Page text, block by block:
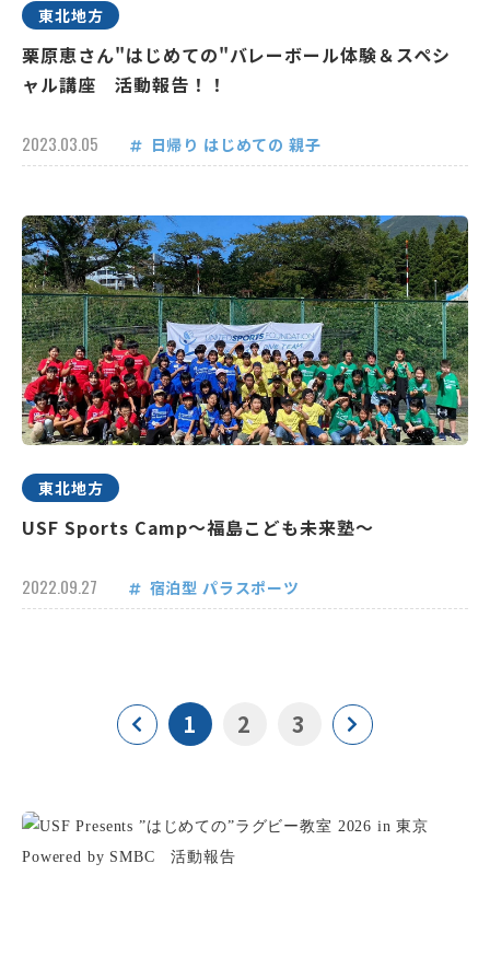
東北地方
栗原恵さん"はじめての"バレーボール体験＆スペシ
ャル講座 活動報告！！
2023.03.05 日帰り はじめての 親子
東北地方
USF Sports Camp～福島こども未来塾～
2022.09.27 宿泊型 パラスポーツ
1 2 3